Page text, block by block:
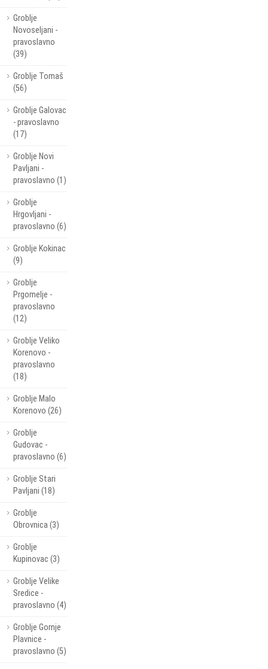
Groblje
Novoseljani -
pravoslavno
(39)
Groblje Tomaš
(56)
Groblje Galovac
- pravoslavno
(17)
Groblje Novi
Pavljani -
pravoslavno (1)
Groblje
Hrgovljani -
pravoslavno (6)
Groblje Kokinac
(9)
Groblje
Prgomelje -
pravoslavno
(12)
Groblje Veliko
Korenovo -
pravoslavno
(18)
Groblje Malo
Korenovo (26)
Groblje
Gudovac -
pravoslavno (6)
Groblje Stari
Pavljani (18)
Groblje
Obrovnica (3)
Groblje
Kupinovac (3)
Groblje Velike
Sredice -
pravoslavno (4)
Groblje Gornje
Plavnice -
pravoslavno (5)